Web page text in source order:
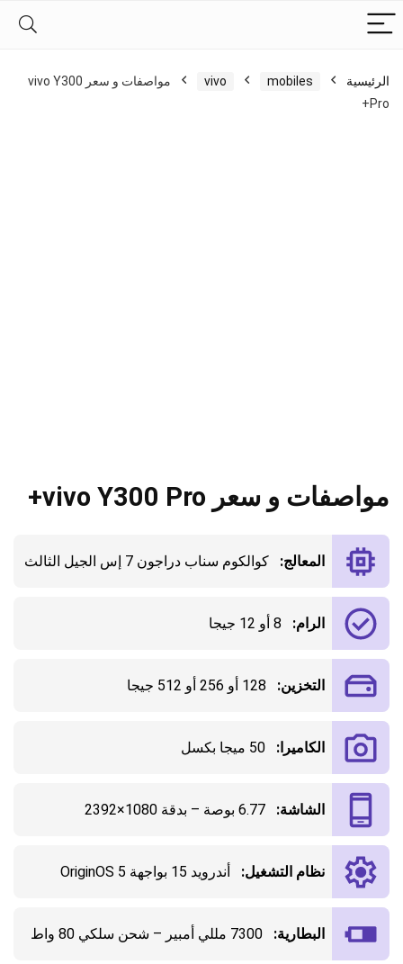
الرئيسية mobiles
vivo
مواصفات و سعر vivo Y300
Pro+
مواصفات و سعر vivo Y300 Pro+
المعالج: كوالكوم سناب دراجون 7 إس الجيل الثالث
الرام: 8 أو 12 جيجا
التخزين: 128 أو 256 أو 512 جيجا
الكاميرا: 50 ميجا بكسل
الشاشة: 6.77 بوصة – بدقة 1080×2392
نظام التشغيل: أندرويد 15 بواجهة OriginOS 5
البطارية: 7300 مللي أمبير – شحن سلكي 80 واط